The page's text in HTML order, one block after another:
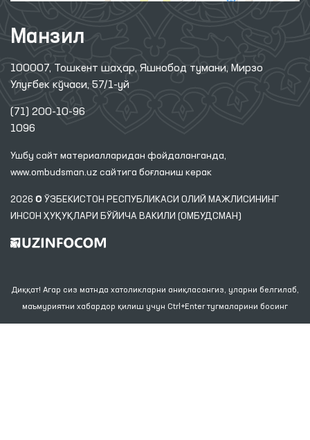
Манзил
100007, Тошкент шаҳар, Яшнобод тумани, Мирзо
Улуғбек кўчаси, 57/1-уй
(71) 200-10-96
1096
Ушбу сайт материалларидан фойдаланганда,
www.ombudsman.uz сайтига боғланиш керак
2026 © ЎЗБЕКИСТОН РЕСПУБЛИКАСИ ОЛИЙ МАЖЛИСИНИНГ
ИНСОН ҲУҚУҚЛАРИ БЎЙИЧА ВАКИЛИ (ОМБУДСМАН)
Диққат! Агар сиз матнда хатоликларни аниқласангиз, уларни белгилаб,
маъмуриятни хабардор қилиш учун Ctrl+Enter тугмаларини босинг